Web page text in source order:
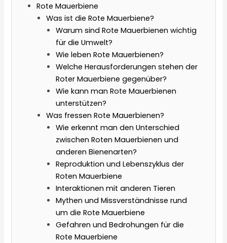
Rote Mauerbiene
Was ist die Rote Mauerbiene?
Warum sind Rote Mauerbienen wichtig
für die Umwelt?
Wie leben Rote Mauerbienen?
Welche Herausforderungen stehen der
Roter Mauerbiene gegenüber?
Wie kann man Rote Mauerbienen
unterstützen?
Was fressen Rote Mauerbienen?
Wie erkennt man den Unterschied
zwischen Roten Mauerbienen und
anderen Bienenarten?
Reproduktion und Lebenszyklus der
Roten Mauerbiene
Interaktionen mit anderen Tieren
Mythen und Missverständnisse rund
um die Rote Mauerbiene
Gefahren und Bedrohungen für die
Rote Mauerbiene